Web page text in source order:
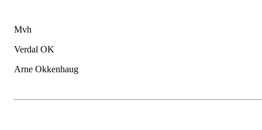
Mvh
Verdal OK
Arne Okkenhaug